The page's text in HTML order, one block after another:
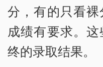
分，有的只看
成绩有要求。
终的录取结果。